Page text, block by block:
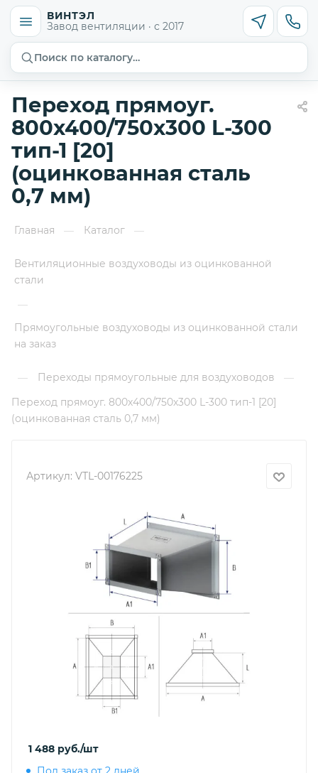
ВИНТЭЛ
Завод вентиляции · с 2017
Поиск по каталогу…
Переход прямоуг.
800х400/750х300 L-300
тип-1 [20]
(оцинкованная сталь
0,7 мм)
Главная — Каталог —
Вентиляционные воздуховоды из оцинкованной
стали
—
Прямоугольные воздуховоды из оцинкованной стали
на заказ
— Переходы прямоугольные для воздуховодов
—
Переход прямоуг. 800х400/750х300 L-300 тип-1 [20]
(оцинкованная сталь 0,7 мм)
Артикул: VTL-00176225
1 488 руб./шт